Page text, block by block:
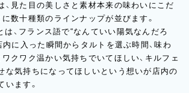
、見た目の美しさと素材本来の味わいにこだ
数十種類のラインナップが並びます。
は、フランス語で“なんていい陽気なんだろ
内に入った瞬間からタルトを選ぶ時間、味わ
ワクワク温かい気持ちでいてほしい、キルフェ
な気持ちになってほしいという想いが店内の
います。